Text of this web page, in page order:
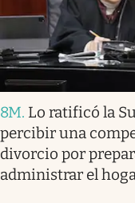
8M. Lo ratificó la
percibir una
divorcio por
administrar el